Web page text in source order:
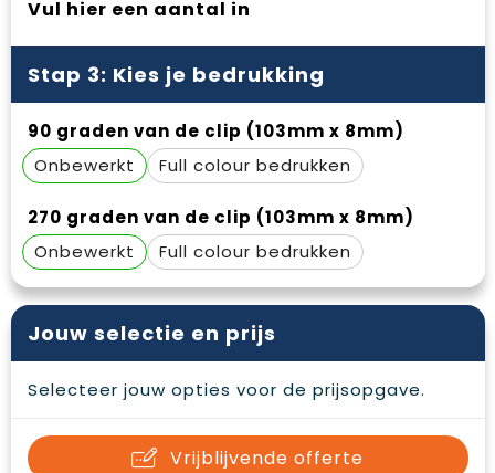
Waterbestendige tassen
Duffeltassen
Goodiebags
Draagtassen
Gehoorbescherming
Oog- en gelaatsbescherming
Restauranttextiel
Hoofdbescherming
E.H.B.O.
Ademhalingsbescherming
Vul hier een aantal in
Stap 3: Kies je bedrukking
90 graden van de clip (103mm x 8mm)
Onbewerkt
Full colour
270 graden van de clip (103mm x 8mm)
Onbewerkt
Full colour
Jouw selectie en prijs
Selecteer jouw opties voor de prijsopgave.
Vrijblijvende offerte